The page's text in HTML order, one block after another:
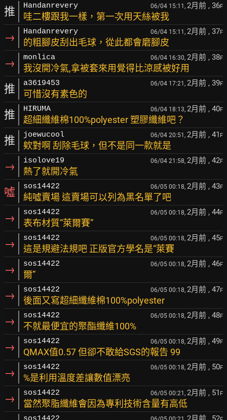
推 Handanrevery 06/04 15:11, 2月前 , 36F
哇二樓跟我一樣，第一次用天絲被我
→ Handanrevery 06/04 15:11, 2月前 , 37F
的粗腳皮刮出毛球，從此都會磨腳皮
→ monlica 06/04 16:30, 2月前 , 38F
我沒開冷氣,拿被套來用覺得比涼感被好用
推 a3619453 06/04 17:21, 2月前 , 39F
可惜沒有素色的
推 HIRUMA 06/04 18:13, 2月前 , 40F
超細纖維棉100%polyester 塑膠纖維吧？
推 joewucool 06/04 20:51, 2月前 , 41 F
欸對啊 刮除毛球，但不是同一款就是
→ isolove19 06/04 21:58, 2月前 , 42F
熱了就開冷氣
噓 sos14422 06/05 00:18, 2月前 , 43F
純噓賣場 這賣場可以列為黑名單了吧
→ sos14422 06/05 00:18, 2月前 , 44F
表布材質“萊爾賽”
→ sos14422 06/05 00:18, 2月前 , 45F
這是規避法規吧 正版官方學名是“萊賽
→ sos14422 06/05 00:18, 2月前 , 46F
爾”
→ sos14422 06/05 00:18, 2月前 , 47F
後面又寫超細纖維棉100%polyester
→ sos14422 06/05 00:18, 2月前 , 48F
不就最便宜的聚酯纖維100%
→ sos14422 06/05 00:18, 2月前 , 49F
QMAX值0.57 但卻不敢給SGS的報告 99
→ sos14422 06/05 00:18, 2月前 , 50F
%是利用溫度差讓數值漂亮
→ sos14422 06/05 00:21, 2月前 , 51 F
當然聚脂纖維會因為專利技術含量有高低